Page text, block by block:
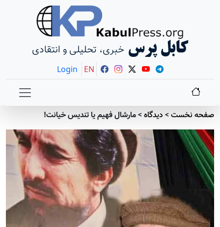
کابل پرس خبری، تحلیلی و انتقادی
Login EN
صفحه نخست> دیدگاه>مارشال فهیم یا تندیس خیانت!